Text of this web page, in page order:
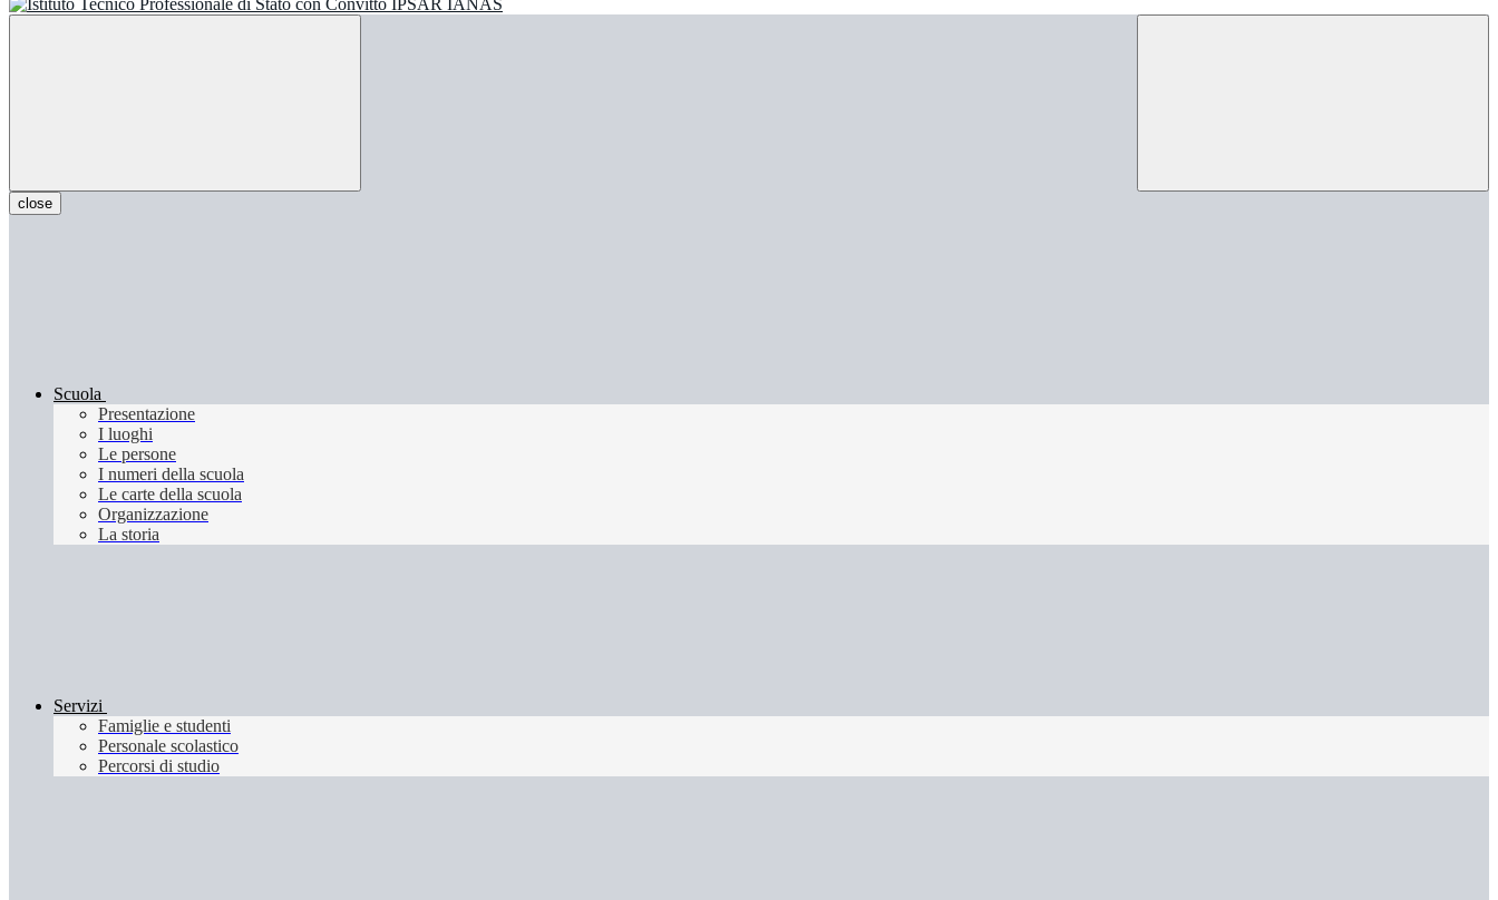
close
Scuola
Presentazione
I luoghi
Le persone
I numeri della scuola
Le carte della scuola
Organizzazione
La storia
Servizi
Famiglie e studenti
Personale scolastico
Percorsi di studio